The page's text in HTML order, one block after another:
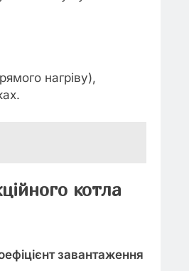
нагріву),
котла
завантаження